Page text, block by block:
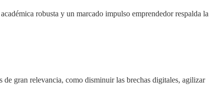
robusta y un marcado impulso emprendedor respalda la
gran relevancia, como disminuir las brechas digitales, agilizar